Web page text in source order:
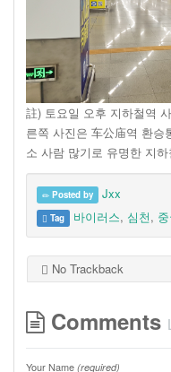
註) 토요일 오후 지하철역
른쪽 사진은 车公庙역 환승
소 사람 많기로 유명한 지
Posted by Jxx
Tag 바이러스, 심천,
No Trackback
Comments
Your Name (required)